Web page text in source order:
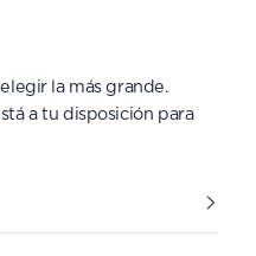
la más grande.
a tu disposición para